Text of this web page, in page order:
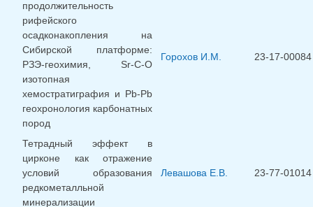
продолжительность
рифейского
осадконакопления на
Сибирской платформе:
РЗЭ-геохимия, Sr-C-O
изотопная
хемостратиграфия и Pb-Pb
геохронология карбонатных
пород
Горохов И.М. 23-17-00084
Тетрадный эффект в
цирконе как отражение
условий образования
редкометалльной
минерализации
Левашова Е.В. 23-77-01014